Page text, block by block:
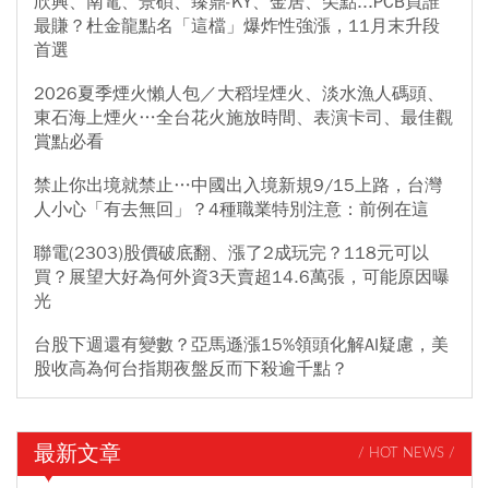
最賺？杜金龍點名「這檔」爆炸性強漲，11月末升段
首選
2026夏季煙火懶人包／大稻埕煙火、淡水漁人碼頭、
東石海上煙火…全台花火施放時間、表演卡司、最佳觀
賞點必看
禁止你出境就禁止…中國出入境新規9/15上路，台灣
人小心「有去無回」？4種職業特別注意：前例在這
聯電(2303)股價破底翻、漲了2成玩完？118元可以
買？展望大好為何外資3天賣超14.6萬張，可能原因曝
光
台股下週還有變數？亞馬遜漲15%領頭化解AI疑慮，美
股收高為何台指期夜盤反而下殺逾千點？
最新文章 / HOT NEWS /